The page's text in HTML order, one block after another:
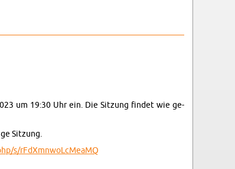
um 19:30 Uhr ein. Die Sit­zung fin­det wie ge­
Sit­zung.
​s/​rFd​Xmnw​oLcM​eaMQ